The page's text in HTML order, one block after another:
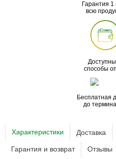
Гарантия 1
всю
Доступны
способы
Бесплатная
до
Характеристики Доставка
Гарантия и возврат Отзывы